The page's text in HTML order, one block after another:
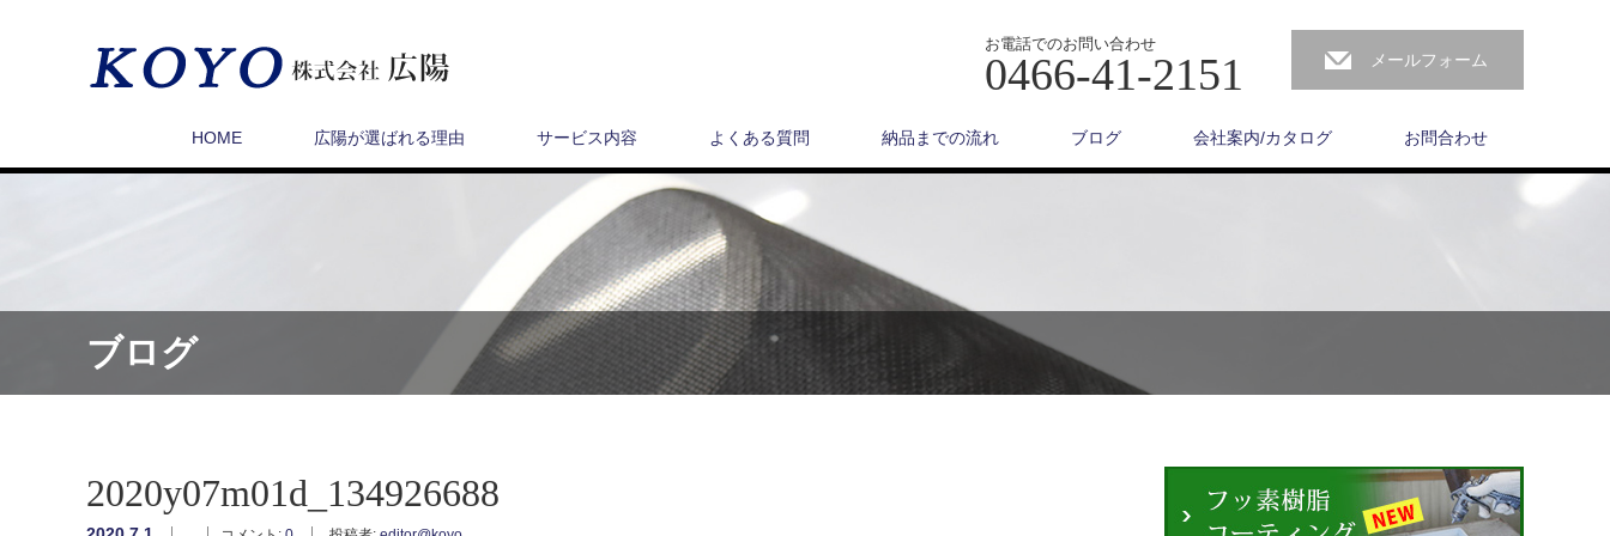
お電話でのお問い合わせ
0466-41-2151 メールフォーム
HOME 広陽が選ばれる理由 サービス内容 よくある質問 納品までの流れ ブログ 会社案内/カタログ お問合わせ
ブログ
2020y07m01d_134926688